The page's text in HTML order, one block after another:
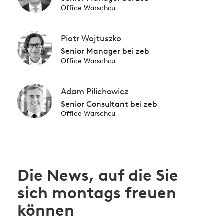
Office Warschau
Piotr Wojtuszko
Senior Manager bei zeb
Office Warschau
Adam Pilichowicz
Senior Consultant bei zeb
Office Warschau
Die News, auf die Sie
sich montags freuen
können